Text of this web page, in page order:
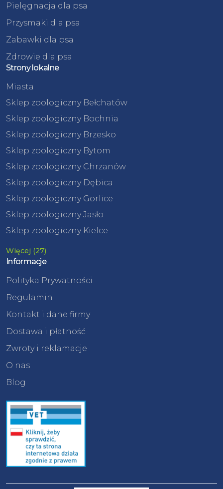
Pielęgnacja dla psa
Przysmaki dla psa
Zabawki dla psa
Zdrowie dla psa
Strony lokalne
Miasta
Sklep zoologiczny Bełchatów
Sklep zoologiczny Bochnia
Sklep zoologiczny Brzesko
Sklep zoologiczny Bytom
Sklep zoologiczny Chrzanów
Sklep zoologiczny Dębica
Sklep zoologiczny Gorlice
Sklep zoologiczny Jasło
Sklep zoologiczny Kielce
Więcej (27)
Informacje
Polityka Prywatności
Regulamin
Kontakt i dane firmy
Dostawa i płatność
Zwroty i reklamacje
O nas
Blog